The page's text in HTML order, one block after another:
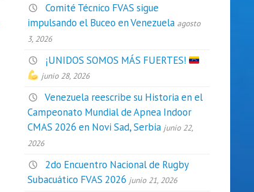
Comité Técnico FVAS sigue
impulsando el Buceo en Venezuela agosto
3, 2026
¡UNIDOS SOMOS MÁS FUERTES!
junio 28, 2026
Venezuela reescribe su Historia en el
Campeonato Mundial de Apnea Indoor
CMAS 2026 en Novi Sad, Serbia junio 22,
2026
2do Encuentro Nacional de Rugby
Subacuático FVAS 2026 junio 21, 2026